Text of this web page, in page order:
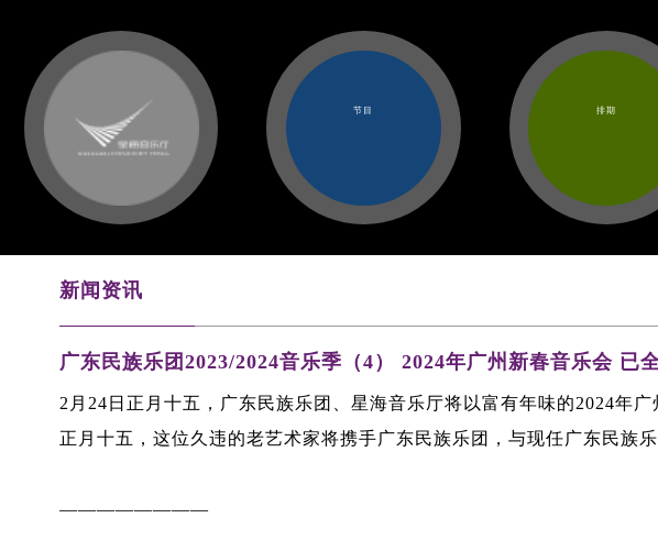
节目 排期
新闻资讯
广东民族乐团2023/2024音乐季（4） 2024年广州新春音乐会 已
2月24日正月十五，广东民族乐团、星海音乐厅将以富有年味的2024年
正月十五，这位久违的老艺术家将携手广东民族乐团，与现任广东民族
————————